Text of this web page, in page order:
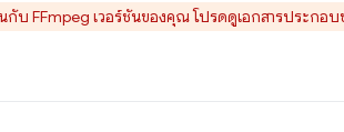
กับ FFmpeg เวอร์ชันของคุณ โปรดดูเอกสารประกอบ